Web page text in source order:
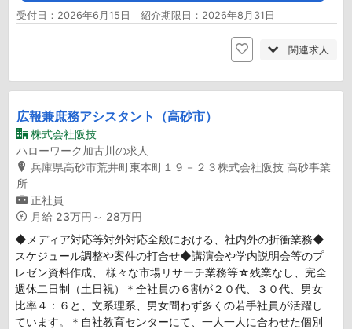
受付日：2026年6月15日 紹介期限日：2026年8月31日
関連求人
広報兼庶務アシスタント（高砂市）
株式会社阪技
ハローワーク加古川の求人
兵庫県高砂市荒井町東本町１９－２３株式会社阪技 高砂事業
所
正社員
月給 23万円～ 28万円
◆メディア対応等対外対応全般における、社内外の折衝業務◆
スケジュール調整や案件の打合せ◆講演会や学内説明会等のプ
レゼン資料作成、 様々な市場リサーチ業務等☆残業なし、完全
週休二日制（土日祝）＊全社員の６割が２０代、３０代、男女
比率４：６と、文系理系、男女問わず多くの若手社員が活躍し
ています。＊自社教育センターにて、一人一人に合わせた個別